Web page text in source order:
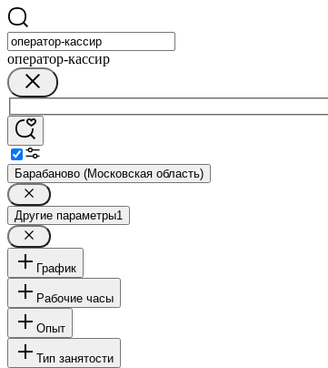
оператор-кассир
Барабаново (Московская область)
Другие параметры1
График
Рабочие часы
Опыт
Тип занятости